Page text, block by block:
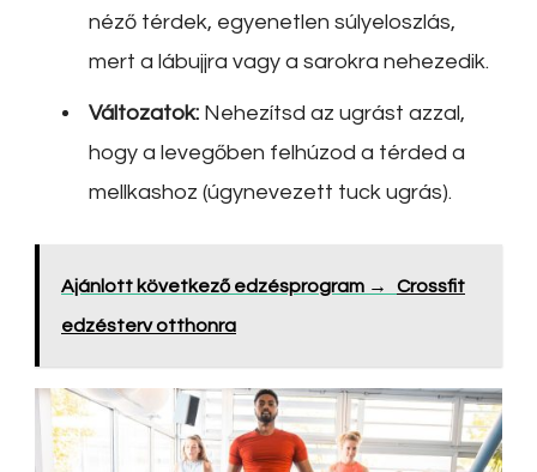
néző térdek, egyenetlen súlyeloszlás,
mert a lábujjra vagy a sarokra nehezedik.
Változatok: Nehezítsd az ugrást azzal,
hogy a levegőben felhúzod a térded a
mellkashoz (úgynevezett tuck ugrás).
Ajánlott következő edzésprogram → Crossfit
edzésterv otthonra